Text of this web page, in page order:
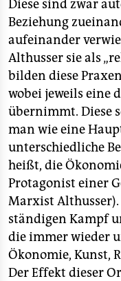
Diese sind zwar
Beziehung
aufeinander
Althusser sie als
bilden diese
wobei jeweils eine
übernimmt. Diese
man wie eine
unterschiedliche
heißt, die
Protagonist einer
Marxist
ständigen Kampf
die immer wieder
Ökonomie, Kunst,
Der Effekt dieser